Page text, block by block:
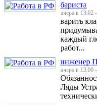
бариста
вчера в 13:02 -
варить
каждый
работ...
инженер
вчера в 13:00 -
Ляды